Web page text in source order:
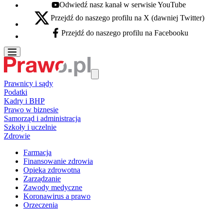
Youtube - otwiera się w nowej karcie
Odwiedź nasz kanał w serwisie YouTube
X - otwiera się w nowej karcie
Przejdź do naszego profilu na X (dawniej Twitter)
Facebook - otwiera się w nowej karcie
Przejdź do naszego profilu na Facebooku
Prawnicy i sądy
Podatki
Kadry i BHP
Prawo w biznesie
Samorząd i administracja
Szkoły i uczelnie
Zdrowie
Farmacja
Finansowanie zdrowia
Opieka zdrowotna
Zarządzanie
Zawody medyczne
Koronawirus a prawo
Orzeczenia